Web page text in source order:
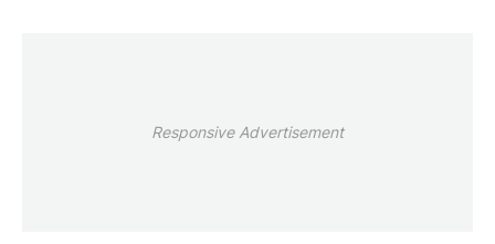
Responsive Advertisement